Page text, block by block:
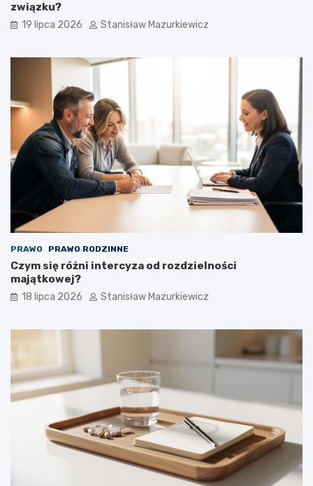
związku?
19 lipca 2026 Stanisław Mazurkiewicz
PRAWO PRAWO RODZINNE
Czym się różni intercyza od rozdzielności
majątkowej?
18 lipca 2026 Stanisław Mazurkiewicz